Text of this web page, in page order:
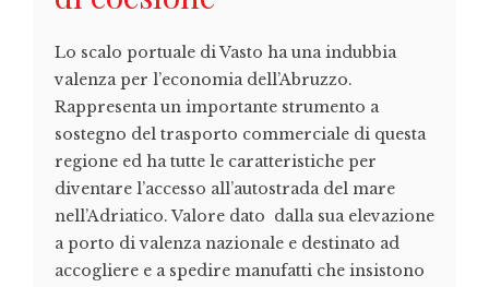
Lo scalo portuale di Vasto ha una indubbia
valenza per l’economia dell’Abruzzo.
Rappresenta un importante strumento a
sostegno del trasporto commerciale di questa
regione ed ha tutte le caratteristiche per
diventare l’accesso all’autostrada del mare
nell’Adriatico. Valore dato dalla sua elevazione
a porto di valenza nazionale e destinato ad
accogliere e a spedire manufatti che insistono